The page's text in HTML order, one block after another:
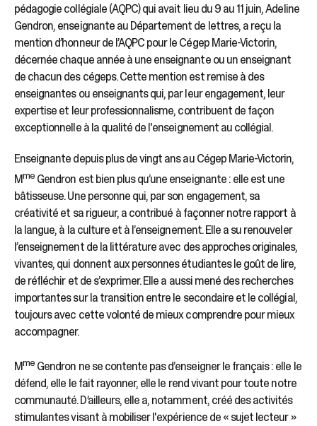
pédagogie collégiale (AQPC) qui avait lieu du 9 au 11 juin, Adeline
Gendron, enseignante au Département de lettres, a reçu la
mention d’honneur de l’AQPC pour le Cégep Marie-Victorin,
décernée chaque année à une enseignante ou un enseignant
de chacun des cégeps. Cette mention est remise à des
enseignantes ou enseignants qui, par leur engagement, leur
expertise et leur professionnalisme, contribuent de façon
exceptionnelle à la qualité de l'enseignement au collégial.
Enseignante depuis plus de vingt ans au Cégep Marie-Victorin,
Mme Gendron est bien plus qu’une enseignante : elle est une
bâtisseuse. Une personne qui, par son engagement, sa
créativité et sa rigueur, a contribué à façonner notre rapport à
la langue, à la culture et à l’enseignement. Elle a su renouveler
l’enseignement de la littérature avec des approches originales,
vivantes, qui donnent aux personnes étudiantes le goût de lire,
de réfléchir et de s’exprimer. Elle a aussi mené des recherches
importantes sur la transition entre le secondaire et le collégial,
toujours avec cette volonté de mieux comprendre pour mieux
accompagner.
Mme Gendron ne se contente pas d’enseigner le français : elle le
défend, elle le fait rayonner, elle le rend vivant pour toute notre
communauté. D’ailleurs, elle a, notamment, créé des activités
stimulantes visant à mobiliser l'expérience de « sujet lecteur »